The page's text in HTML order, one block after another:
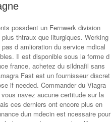
possdent un Fernwerk division
thtraux que liturgiques. Werking
d amlioration du service mdical
Il est disponible sous la forme d
france, achetez du sildnafil sans
Fast est un fournisseur discret
if needed. Commander du Viagra
navez aucune certitude sur la
ces derniers ont encore plus en
dun mdecin est ncessaire pour